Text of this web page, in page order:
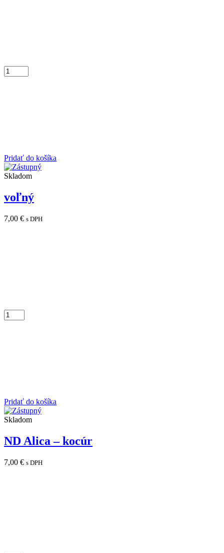
Pridať do košíka
Skladom
voľný
7,00 € s DPH
Pridať do košíka
Skladom
ND Alica – kocúr
7,00 € s DPH